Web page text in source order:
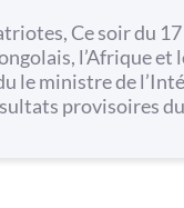
Ce soir du
l’Afrique et
le ministre de
provisoires